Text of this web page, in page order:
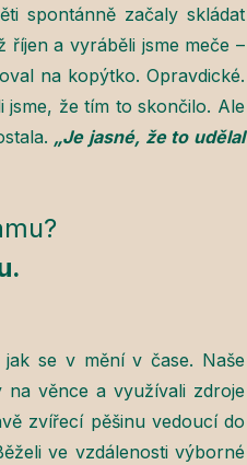
spontánně začaly skládat
říjen a vyráběli jsme meče –
na kopýtko. Opravdické.
jsme, že tím to skončilo. Ale
„Je jasné, že to udělal
jak se v mění v čase. Naše
na věnce a využívali zdroje
zvířecí pěšinu vedoucí do
ve vzdálenosti výborné